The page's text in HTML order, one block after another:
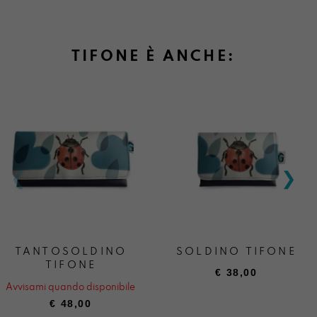
TIFONE È ANCHE:
TANTOSOLDINO
TIFONE
Avvisami quando disponibile
€ 48,00
SOLDINO TIFONE
€ 38,00